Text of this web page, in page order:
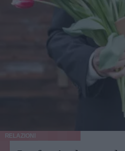
RELAZIONI